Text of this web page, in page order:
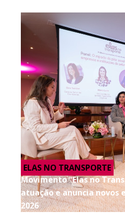
ELAS NO TRANSPORTE
Movimento “Elas no
atuação e anuncia novos
2026